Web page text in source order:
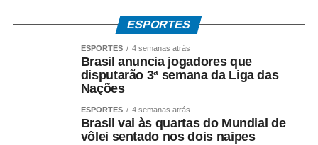
Em manifestações públicas, o ex-governador afirma que
respaldo técnico e jurídico, e sustenta que a investigação
esclarecerá a regularidade dos atos praticados durante
sua gestão. Mendes também atribui as acusações ao
ambiente de disputa política.
*Investigação continua*
ESPORTES
ESPORTES 4 semanas atrás
Brasil anuncia jogadores que
disputarão 3ª semana da Liga das
Nações
ESPORTES 4 semanas atrás
Brasil vai às quartas do Mundial de
vôlei sentado nos dois naipes